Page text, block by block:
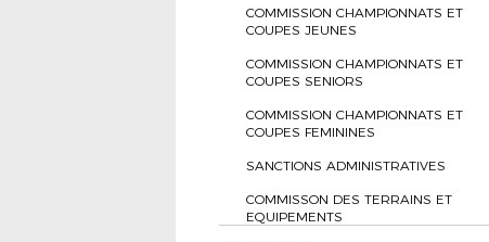
COMMISSION CHAMPIONNATS ET
COUPES JEUNES
COMMISSION CHAMPIONNATS ET
COUPES SENIORS
COMMISSION CHAMPIONNATS ET
COUPES FEMININES
SANCTIONS ADMINISTRATIVES
COMMISSON DES TERRAINS ET
EQUIPEMENTS